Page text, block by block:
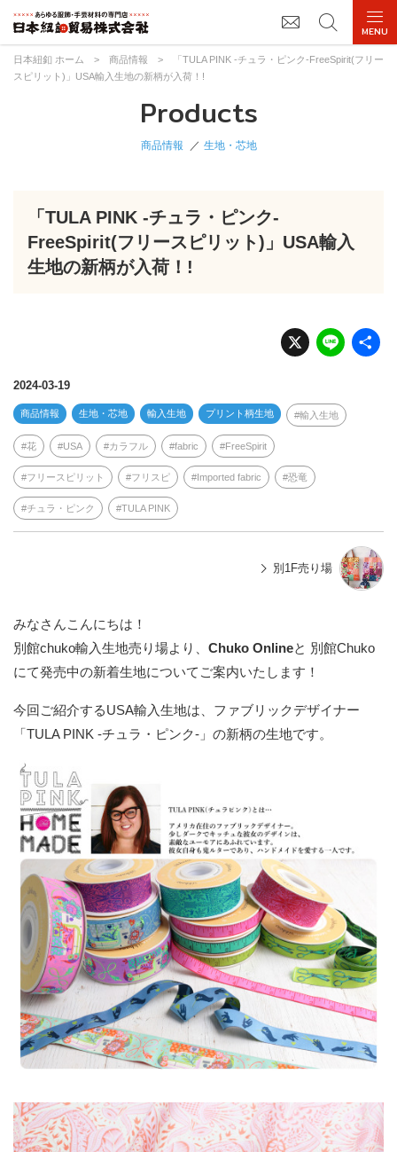
日本紐釦 ホーム > 商品情報 >
「TULA PINK -チュラ・ピンク-FreeSpirit(フリー
スピリット)」USA輸入生地の新柄が入荷！!
Products
商品情報 生地・芯地
「TULA PINK -チュラ・ピンク-
FreeSpirit(フリースピリット)」USA輸入
生地の新柄が入荷！!
X Li
n
2024-03-19
商品情報 生地・芯地 輸入生地 プリント柄生地 輸入生地
花 USA カラフル fabric FreeSpirit
フリースピリット フリスピ Imported fabric 恐竜
チュラ・ピンク TULA PINK
別1F売り場
みなさんこんにちは！
別館chuko輸入生地売り場より、 Chuko Onlineと 別館Chuko
にて発売中の新着生地についてご案内いたします！
今回ご紹介するUSA輸入生地は、ファブリックデザイナー
「TULA PINK -チュラ・ピンク-」の新柄の生地です。